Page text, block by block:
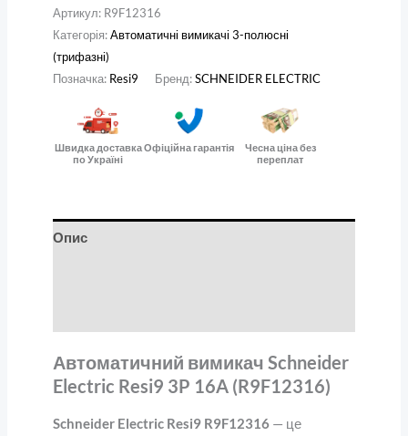
Артикул: R9F12316
Категорія:Автоматичні вимикачі 3-полюсні
(трифазні)
Позначка: Resi9 Бренд:SCHNEIDER ELECTRIC
Швидка доставка
по Україні
Офіційна гарантія
Чесна ціна без
переплат
Опис
Автоматичний вимикач Schneider
Electric Resi9 3P 16A (R9F12316)
Schneider Electric Resi9 R9F12316— це